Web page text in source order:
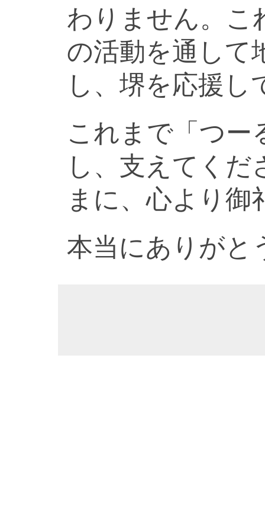
わりません。こ
の活動を通して
し、堺を応援し
これまで「つー
し、支えてく
まに、心より御
本当にありがと